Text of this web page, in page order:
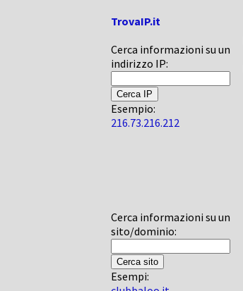
TrovaIP.it
Cerca informazioni su un
indirizzo IP:
Esempio:
216.73.216.212
Cerca informazioni su un
sito/dominio:
Esempi: